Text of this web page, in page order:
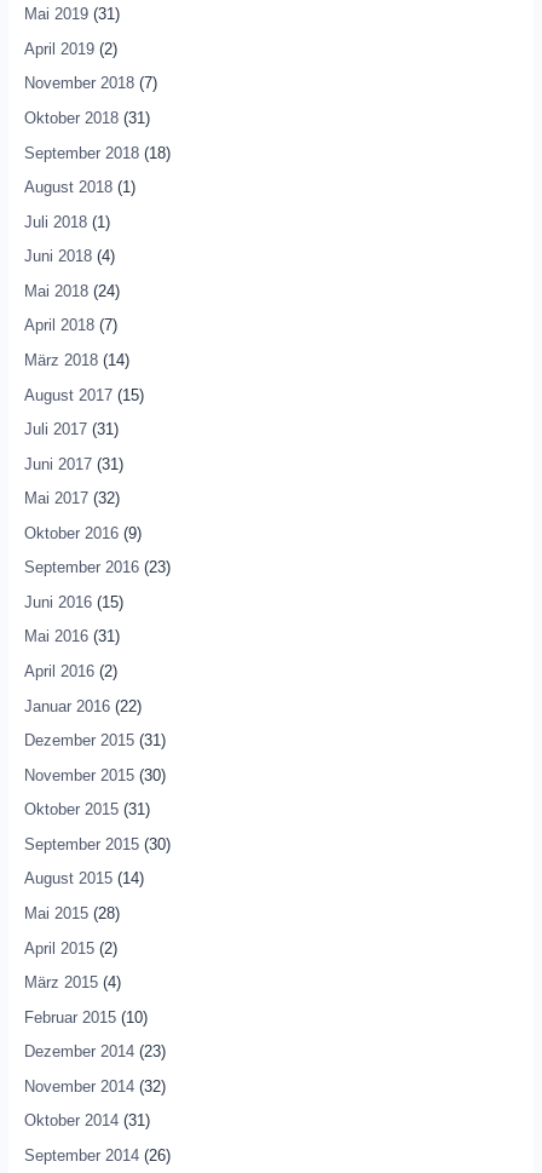
Mai 2019(31)
April 2019(2)
November 2018(7)
Oktober 2018(31)
September 2018(18)
August 2018(1)
Juli 2018(1)
Juni 2018(4)
Mai 2018(24)
April 2018(7)
März 2018(14)
August 2017(15)
Juli 2017(31)
Juni 2017(31)
Mai 2017(32)
Oktober 2016(9)
September 2016(23)
Juni 2016(15)
Mai 2016(31)
April 2016(2)
Januar 2016(22)
Dezember 2015(31)
November 2015(30)
Oktober 2015(31)
September 2015(30)
August 2015(14)
Mai 2015(28)
April 2015(2)
März 2015(4)
Februar 2015(10)
Dezember 2014(23)
November 2014(32)
Oktober 2014(31)
September 2014(26)